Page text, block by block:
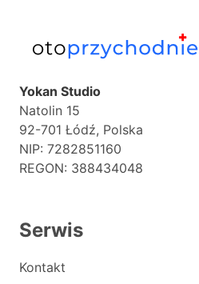
Yokan Studio
Natolin 15
92-701 Łódź, Polska
NIP: 7282851160
REGON: 388434048
Serwis
Kontakt